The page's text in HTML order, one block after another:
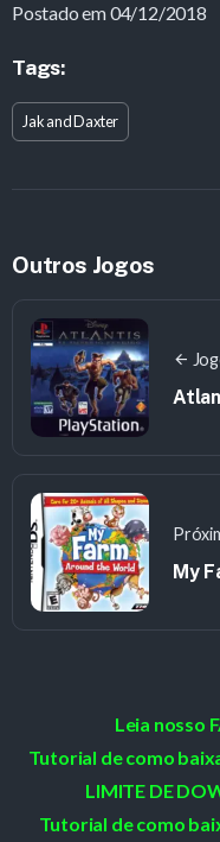
Postado em 04/12/2018
Tags:
Jak and Daxter
Outros Jogos
My
Leia nosso
Tutorial de como
LIMITE DE
Tutorial de como